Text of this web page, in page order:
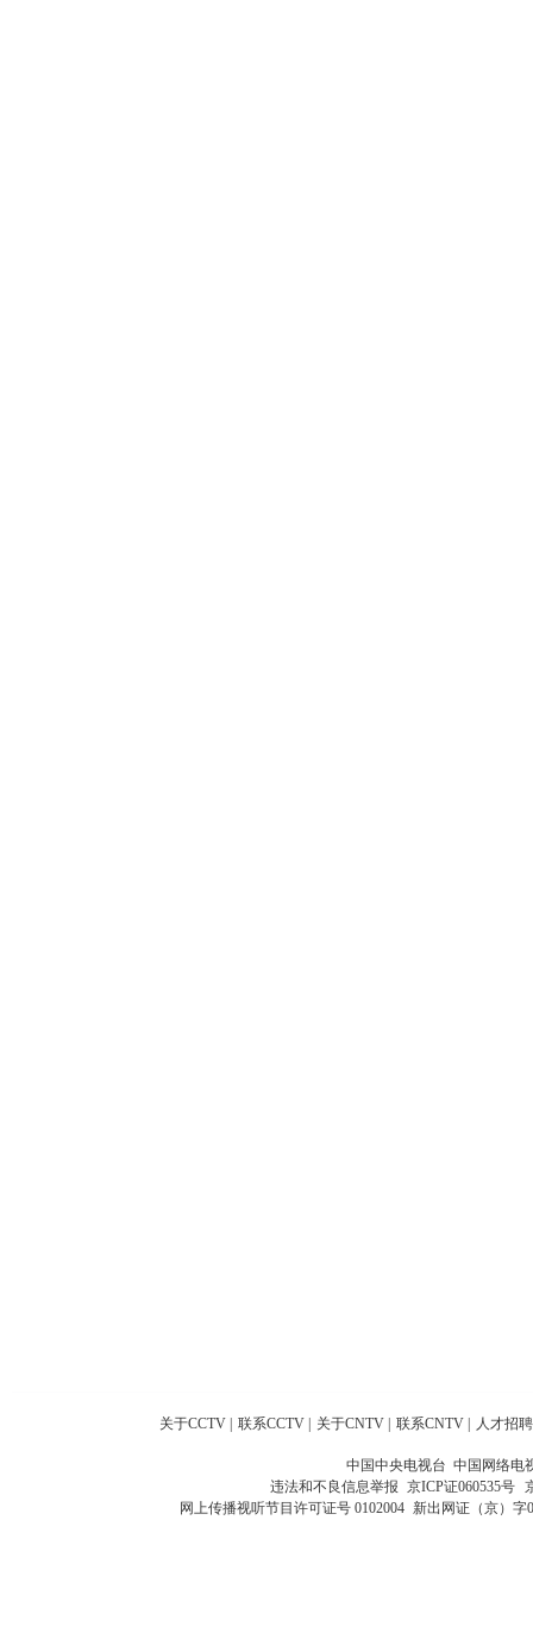
关于CCTV 联系CCTV 关于CNTV 联系CNTV 人才招聘
中国中央电视台 中国网络电
违法和不良信息举报 京ICP证060535号
网上传播视听节目许可证号 0102004 新出网证（京）